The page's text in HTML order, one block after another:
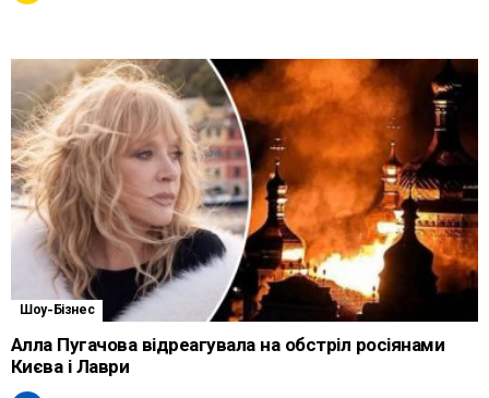
Шоу-Бізнес
Алла Пугачова відреагувала на обстріл росіянами
Києва і Лаври